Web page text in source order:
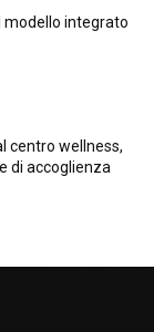
modello integrato
centro wellness,
di accoglienza